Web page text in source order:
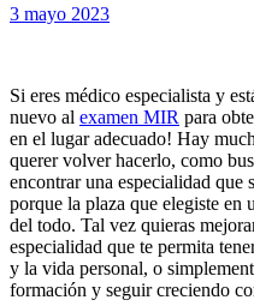
porExamen MIR
Publicada
3 mayo 2023
Si eres médico especialista y
nuevo al examen MIR para
en el lugar adecuado! Hay
querer volver hacerlo, como
encontrar una especialidad que
porque la plaza que elegiste en
del todo. Tal vez quieras
especialidad que te permita
y la vida personal, o
formación y seguir creciendo